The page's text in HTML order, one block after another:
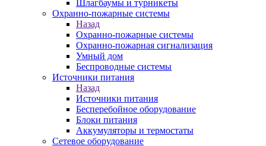
Шлагбаумы и турникеты
Охранно-пожарные системы
Назад
Охранно-пожарные системы
Охранно-пожарная сигнализация
Умный дом
Беспроводные системы
Источники питания
Назад
Источники питания
Бесперебойное оборудование
Блоки питания
Аккумуляторы и термостаты
Сетевое оборудование